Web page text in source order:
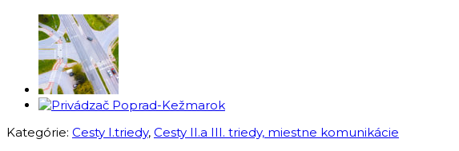
Kategórie: Cesty I.triedy, Cesty II.a III. triedy, miestne komunikácie